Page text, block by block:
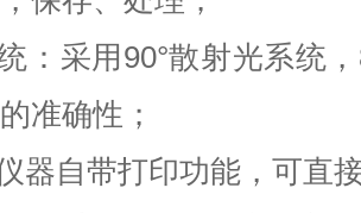
：采用90°散射光系统
准确性；
器自带打印功能，可直